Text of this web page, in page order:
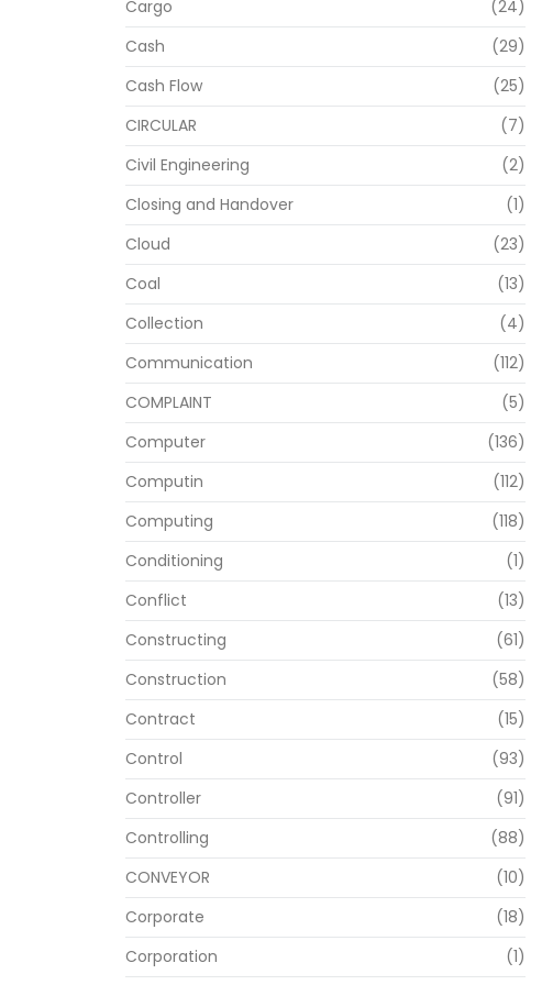
Cargo
(24)
Cash
(29)
Cash Flow
(25)
CIRCULAR
(7)
Civil Engineering
(2)
Closing and Handover
(1)
Cloud
(23)
Coal
(13)
Collection
(4)
Communication
(112)
COMPLAINT
(5)
Computer
(136)
Computin
(112)
Computing
(118)
Conditioning
(1)
Conflict
(13)
Constructing
(61)
Construction
(58)
Contract
(15)
Control
(93)
Controller
(91)
Controlling
(88)
CONVEYOR
(10)
Corporate
(18)
Corporation
(1)